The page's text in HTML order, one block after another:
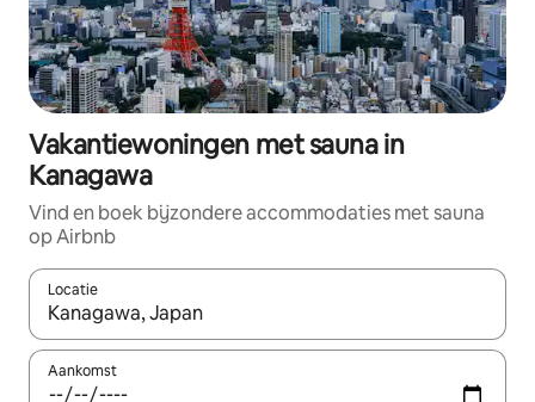
Vakantiewoningen met sauna in
Kanagawa
Vind en boek bijzondere accommodaties met sauna
op Airbnb
Locatie
Wanneer er suggesties beschikbaar zijn, maak je een keuze
Aankomst